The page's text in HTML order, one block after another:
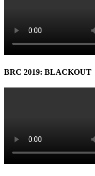
BRC 2019: BLACKOUT